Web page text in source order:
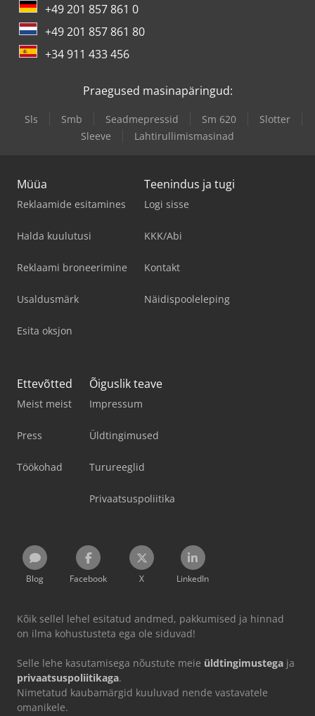
+49 201 857 861 0
+49 201 857 861 80
+34 911 433 456
Praegused masinapäringud:
Sls Smb Seadmepressid Sm 620
Slotter
Sleeve
Lahtirullimismasinad
Müüa
Reklaamide esitamines
Halda kuulutusi
Reklaami broneerimine
Usaldusmärk
Esita oksjon
Teenindus ja tugi
Logi sisse
KKK/Abi
Kontakt
Näidispooleleping
Ettevõtted
Meist meist
Press
Töökohad
Õiguslik teave
Impressum
Üldtingimused
Turureeglid
Privaatsuspoliitika
Blog Facebook X LinkedIn
Kõik sellel lehel esitatud andmed, pakkumised ja hinnad
on ilma kohustusteta ega ole siduvad!
Selle lehe kasutamisega nõustute meie üldtingimustega ja
privaatsuspoliitikaga.
Nimetatud kaubamärgid kuuluvad nende vastavatele
omanikele.